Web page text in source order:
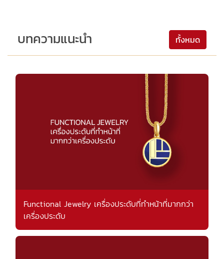
บทความแนะนำ ทั้งหมด
Functional Jewelry เครื่องประดับที่ทำหน้าที่มากกว่า
เครื่องประดับ